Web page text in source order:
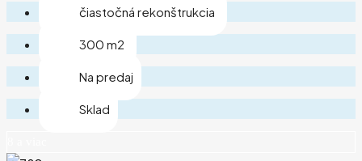
čiastočná rekonštrukcia
300 m2
Na predaj
Sklad